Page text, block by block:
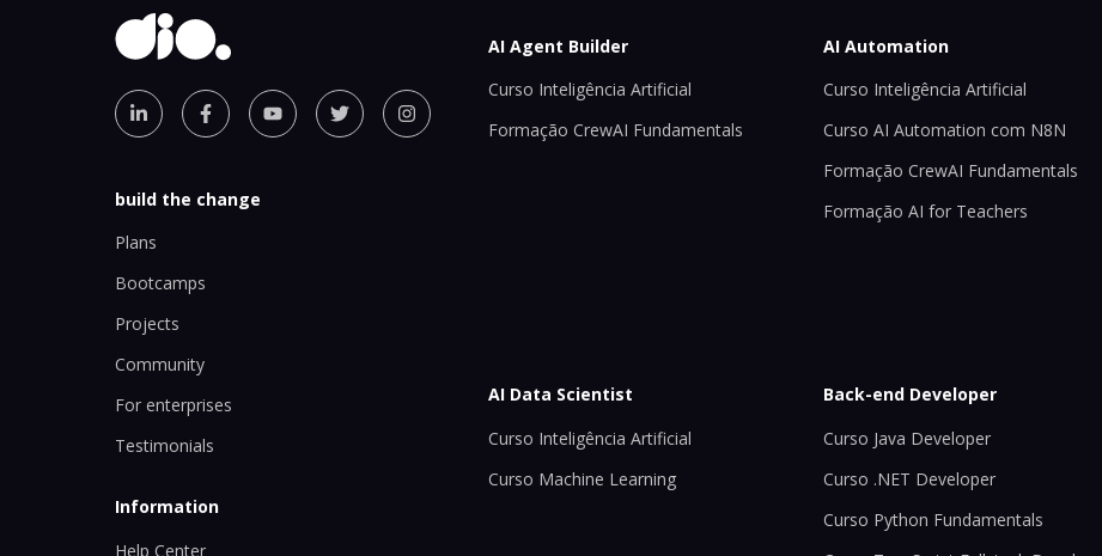
build the change
Plans
Bootcamps
Projects
Community
For enterprises
Testimonials
Information
Help Center
AI Agent Builder
Curso Inteligência Artificial
Formação CrewAI Fundamentals
AI Automation
Curso Inteligência Artificial
Curso AI Automation com N8N
Formação CrewAI Fundamentals
Formação AI for Teachers
AI Data Scientist
Curso Inteligência Artificial
Curso Machine Learning
Back-end Developer
Curso Java Developer
Curso .NET Developer
Curso Python Fundamentals